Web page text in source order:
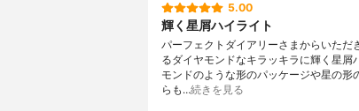
5.00
輝く星屑ハイライト
パーフェクトダイアリーさまからいただ
るダイヤモンドなキラッキラに輝く星屑
モンドのような形のパッケージや星の形
らも…続きを見る